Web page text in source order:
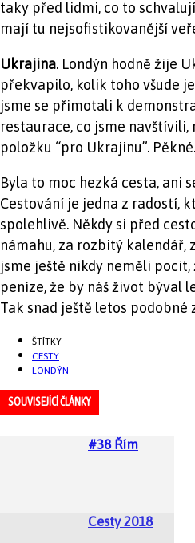
taky před lidmi, co to
mají tu nejsofistikovanější
Ukrajina. Londýn hodně žije
překvapilo, kolik toho všude
jsme se přimotali k
restaurace, co jsme navštívili,
položku “pro Ukrajinu”. Pěkné.
Byla to moc hezká cesta, ani
Cestování je jedna z radostí,
spolehlivě. Někdy si před
námahu, za rozbitý kalendář,
jsme ještě nikdy neměli
peníze, že by náš život býval
Tak snad ještě letos
ŠTÍTKY
CESTY
LONDÝN
SOUVISEJÍCÍ ČLÁNKY
#38 Řím
Cesty 2018